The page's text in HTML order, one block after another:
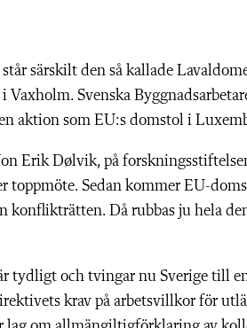
särskilt den så kallade
i Vaxholm. Svenska
aktion som EU:s domstol i
Erik Dølvik, på
toppmöte. Sedan kommer EU-
konflikträtten. Då rubbas ju hela
tydligt och tvingar nu Sverige till
krav på arbetsvillkor för